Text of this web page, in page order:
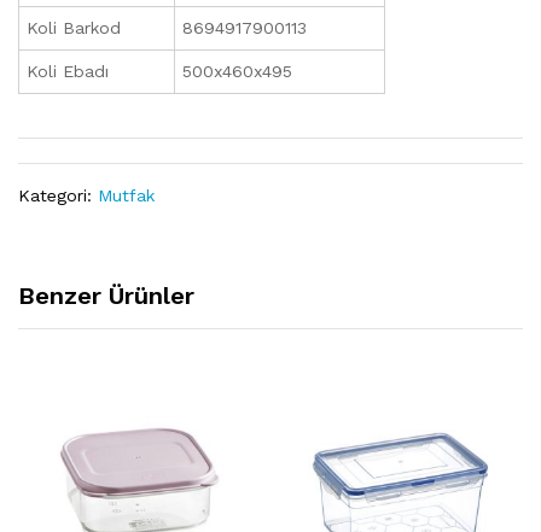
Koli Barkod 8694917900113
Koli Ebadı 500x460x495
Kategori: Mutfak
Benzer Ürünler